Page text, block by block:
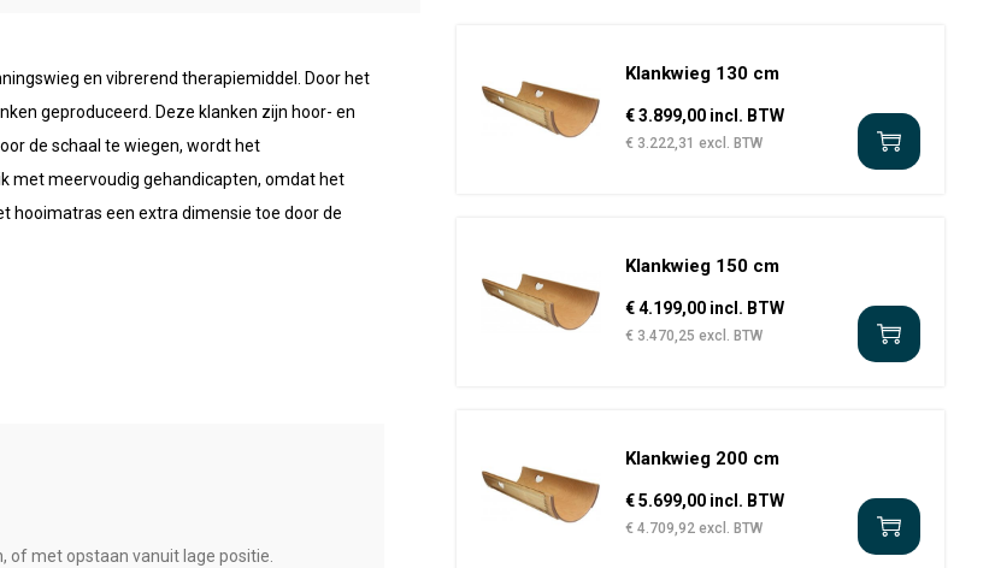
en vibrerend therapiemiddel. Door het
geproduceerd. Deze klanken zijn hoor- en
de schaal te wiegen, wordt het
met meervoudig gehandicapten, omdat het
hooimatras een extra dimensie toe door de
of met opstaan vanuit lage positie.
Klankwieg 130 cm
€ 3.899,00 incl. BTW
€ 3.222,31 excl. BTW
Klankwieg 150 cm
€ 4.199,00 incl. BTW
€ 3.470,25 excl. BTW
Klankwieg 200 cm
€ 5.699,00 incl. BTW
€ 4.709,92 excl. BTW